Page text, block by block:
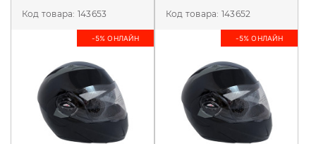
Код товара: 143653
-5% ОНЛАЙН
Код товара: 143652
-5% ОНЛАЙН